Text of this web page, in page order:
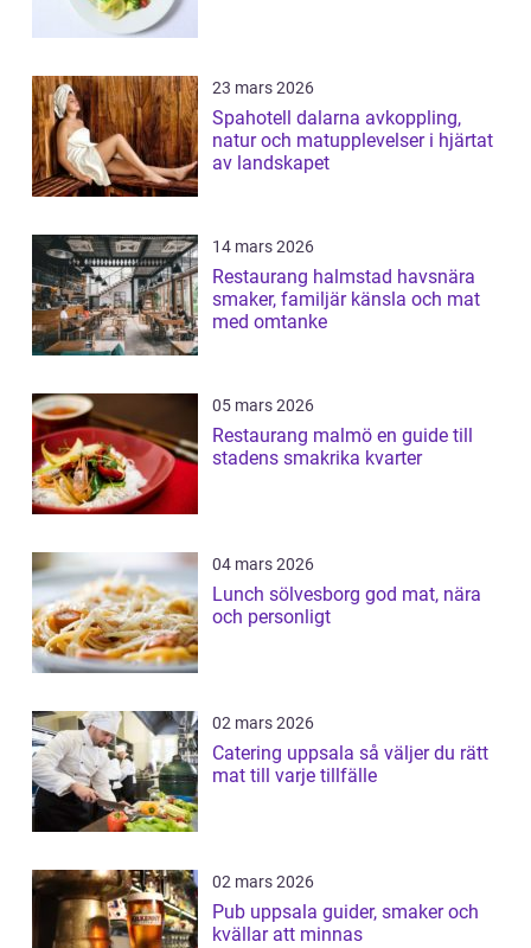
23 mars 2026
Spahotell dalarna avkoppling,
natur och matupplevelser i hjärtat
av landskapet
14 mars 2026
Restaurang halmstad havsnära
smaker, familjär känsla och mat
med omtanke
05 mars 2026
Restaurang malmö en guide till
stadens smakrika kvarter
04 mars 2026
Lunch sölvesborg god mat, nära
och personligt
02 mars 2026
Catering uppsala så väljer du rätt
mat till varje tillfälle
02 mars 2026
Pub uppsala guider, smaker och
kvällar att minnas